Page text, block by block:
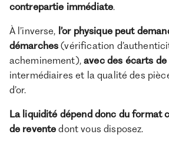
contrepartie immédiate.
À l’inverse, l’or physique peut
démarches (vérification
acheminement),avec des écarts de
intermédiaires et la qualité des
d’or.
La liquidité dépend donc du format
de revente dont vous disposez.